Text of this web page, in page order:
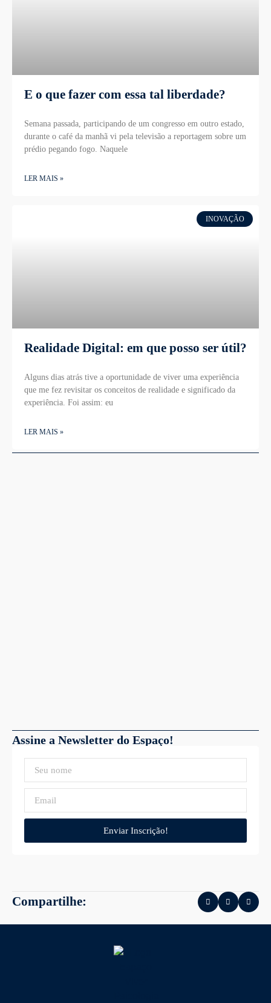
E o que fazer com essa tal liberdade?
Semana passada, participando de um congresso em outro estado,
durante o café da manhã vi pela televisão a reportagem sobre um
prédio pegando fogo. Naquele
LER MAIS »
INOVAÇÃO
Realidade Digital: em que posso ser útil?
Alguns dias atrás tive a oportunidade de viver uma experiência
que me fez revisitar os conceitos de realidade e significado da
experiência. Foi assim: eu
LER MAIS »
Assine a Newsletter do Espaço!
Enviar Inscrição!
Compartilhe: